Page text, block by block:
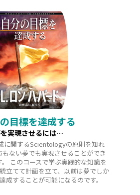
目標を達成する
実現させるには…
に関するScientologyの原則を知れ
ない夢でも実現させることができ
このコースで学ぶ実践的な知識を
立てて計画を立て、以前は夢でしか
成することが可能になるのです。